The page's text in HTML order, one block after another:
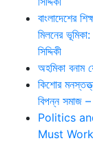
বাংলাদেশের
মিলনের
সিদ্দিকী
অহমিকা বনাম
কিশোর
বিপন্ন সমাজ –
Politics
Must